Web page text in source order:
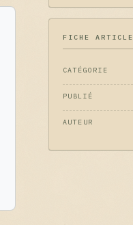
FICHE ARTICLE
CATÉGORIE
PUBLIÉ
AUTEUR